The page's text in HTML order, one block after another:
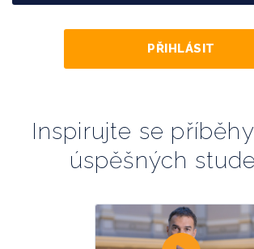
PŘIHLÁSIT
Inspirujte se
úspěšných